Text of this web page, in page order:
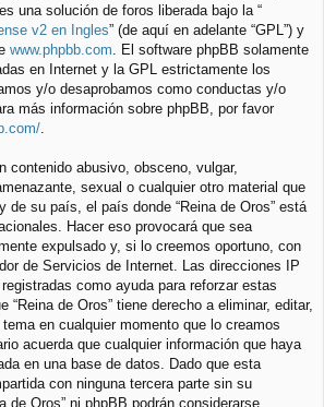
una solución de foros liberada bajo la “
v2 en Ingles” (de aquí en adelante “GPL”) y
www.phpbb.com . El software phpBB solamente
en Internet y la GPL estrictamente los
y/o desaprobamos como conductas y/o
más información sobre phpBB, por favor
contenido abusivo, obsceno, vulgar,
sexual o cualquier otro material que
de su país, el país donde “Reina de Oros” está
Hacer eso provocará que sea
expulsado y, si lo creemos oportuno, con
de Servicios de Internet. Las direcciones IP
como ayuda para reforzar estas
“Reina de Oros” tiene derecho a eliminar, editar,
en cualquier momento que lo creamos
acuerda que cualquier información que haya
en una base de datos. Dado que esta
con ninguna tercera parte sin su
de Oros” ni phpBB podrán considerarse